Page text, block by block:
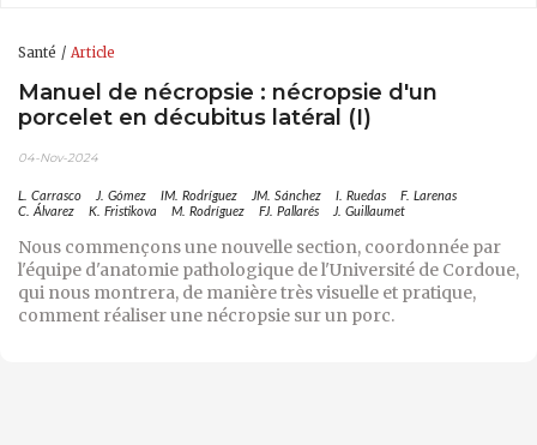
Santé Article
Manuel de nécropsie : nécropsie d'un
porcelet en décubitus latéral (I)
04-Nov-2024
L. Carrasco J. Gómez IM. Rodríguez JM. Sánchez I. Ruedas
F. Larenas
C. Álvarez
K. Fristikova M. Rodríguez FJ. Pallarés J. Guillaumet
Nous commençons une nouvelle section, coordonnée par
l'équipe d'anatomie pathologique de l'Université de Cordoue,
qui nous montrera, de manière très visuelle et pratique,
comment réaliser une nécropsie sur un porc.